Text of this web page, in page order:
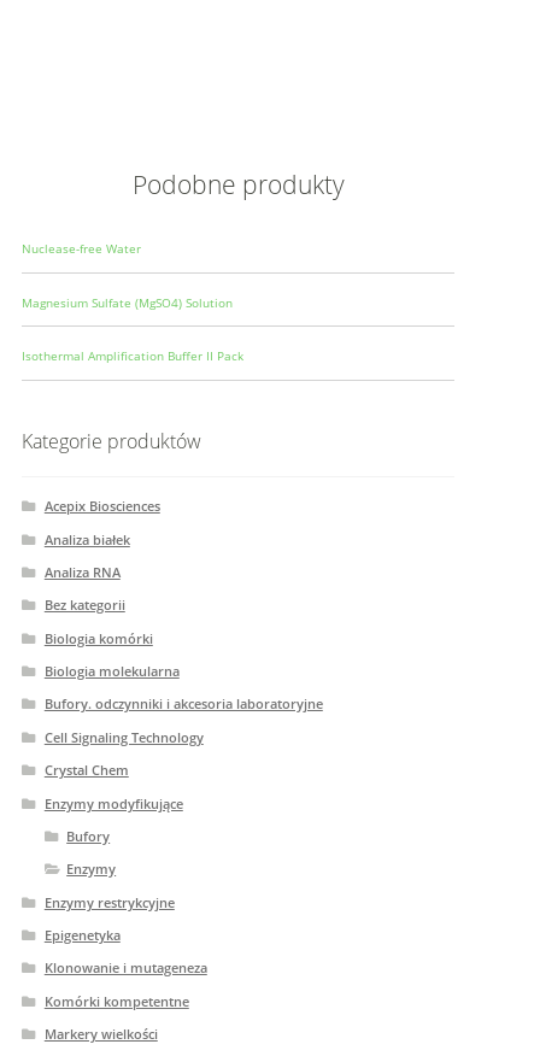
Podobne produkty
Nuclease-free Water
Magnesium Sulfate (MgSO4) Solution
Isothermal Amplification Buffer II Pack
Kategorie produktów
Acepix Biosciences
Analiza białek
Analiza RNA
Bez kategorii
Biologia komórki
Biologia molekularna
Bufory. odczynniki i akcesoria laboratoryjne
Cell Signaling Technology
Crystal Chem
Enzymy modyfikujące
Bufory
Enzymy
Enzymy restrykcyjne
Epigenetyka
Klonowanie i mutageneza
Komórki kompetentne
Markery wielkości